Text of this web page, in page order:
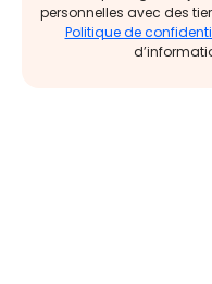
personnelles avec des
Politique de